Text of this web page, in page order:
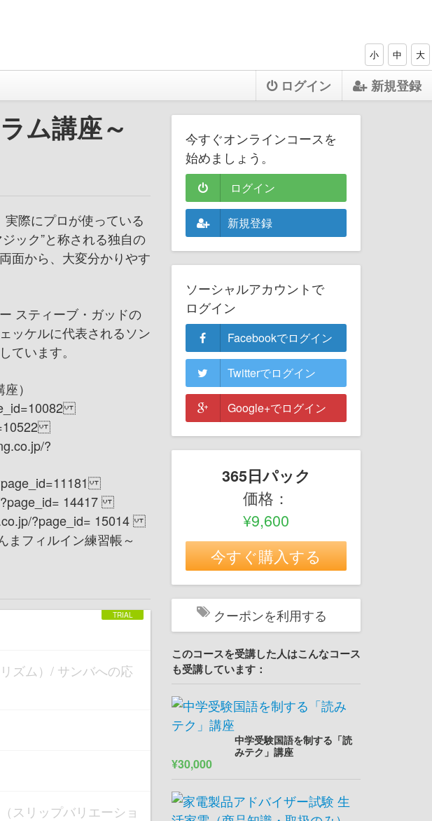
小 中 大
ログイン 新規登録
ム講座～
際にプロが使っている
ック”と称される独自の
面から、大変分かりやす
スティーブ・ガッドの
ッケルに代表されるソン
ています。
）
?
?page_id= 14417
?page_id= 15014
まフィルイン練習帳～
ズム）/ サンバへの応
スリップバリエーショ
今すぐオンラインコースを
始めましょう。
ログイン
新規登録
ソーシャルアカウントで
ログイン
Facebookでログイン
Twitterでログイン
Google+でログイン
365日パック
価格：
¥9,600
今すぐ購入する
クーポンを利用する
このコースを受講した人はこんなコース
も受講しています：
中学受験国語を制する「読
みテク」講座
¥30,000